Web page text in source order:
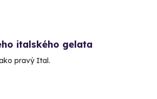
italského gelata
pravý Ital.